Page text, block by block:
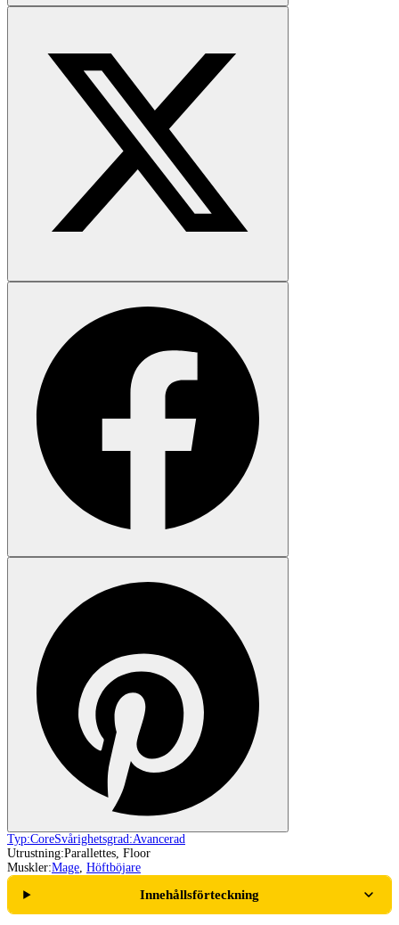
Typ:CoreSvårighetsgrad:Avancerad
Utrustning:Parallettes, Floor
Muskler:Mage, Höftböjare
Innehållsförteckning